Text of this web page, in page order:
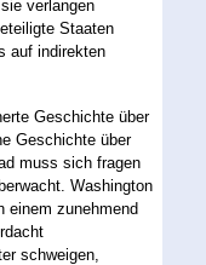
verlangen
Staaten
auf indirekten
Geschichte über
Geschichte über
muss sich fragen
Washington
einem zunehmend
schweigen,